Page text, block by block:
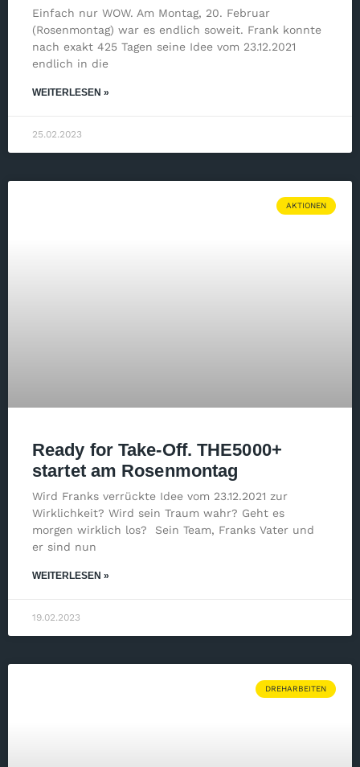
Einfach nur WOW. Am Montag, 20. Februar
(Rosenmontag) war es endlich soweit. Frank konnte
nach exakt 425 Tagen seine Idee vom 23.12.2021
endlich in die
WEITERLESEN »
25.02.2023
AKTIONEN
Ready for Take-Off. THE5000+
startet am Rosenmontag
Wird Franks verrückte Idee vom 23.12.2021 zur
Wirklichkeit? Wird sein Traum wahr? Geht es
morgen wirklich los? Sein Team, Franks Vater und
er sind nun
WEITERLESEN »
19.02.2023
DREHARBEITEN